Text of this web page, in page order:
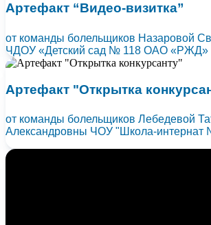
Артефакт “Видео-визитка”
от команды болельщиков Назаровой
ЧДОУ «Детский сад № 118 ОАО «РЖД»
Артефакт "Открытка
от команды болельщиков Лебедевой
Александровны ЧОУ "Школа-интернат